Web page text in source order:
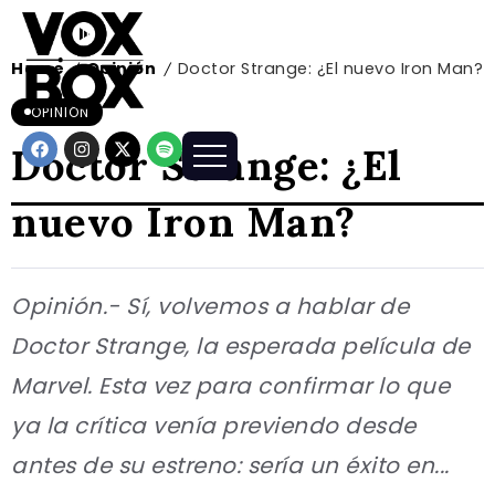
Home / Opinión / Doctor Strange: ¿El nuevo Iron Man?
OPINIÓN
Doctor Strange: ¿El
nuevo Iron Man?
Opinión.- Sí, volvemos a hablar de
Doctor Strange, la esperada película de
Marvel. Esta vez para confirmar lo que
ya la crítica venía previendo desde
antes de su estreno: sería un éxito en...